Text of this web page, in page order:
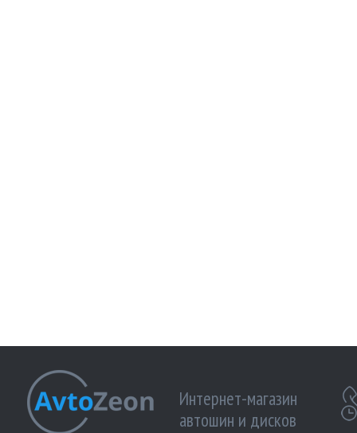
Интернет-магазин
автошин и дисков